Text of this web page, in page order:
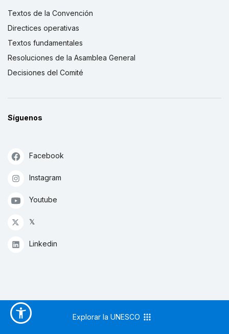
Textos de la Convención
Directices operativas
Textos fundamentales
Resoluciones de la Asamblea General
Decisiones del Comité
Síguenos
Facebook
Instagram
Youtube
𝕏
Linkedin
Explorar la UNESCO